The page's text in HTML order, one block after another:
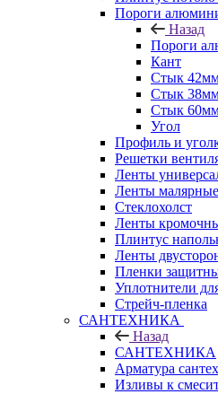
Пороги
Назад
Пороги
Кант
Стык
Стык
Стык
Угол
Профиль и
Решетки
Ленты
Ленты
Стеклохолст
Ленты
Плинтус
Ленты
Пленки
Уплотнители
Стрейч-пленка
САНТЕХНИКА
Назад
САНТЕХНИКА
Арматура
Изливы к